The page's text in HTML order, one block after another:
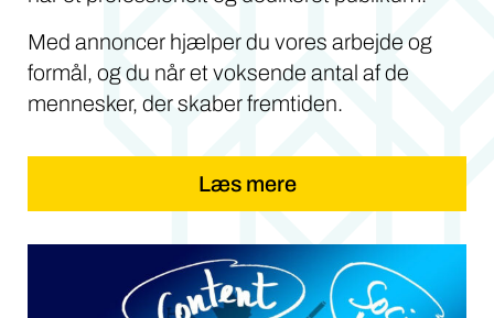
Med annoncer hjælper du vores arbejde og
formål, og du når et voksende antal af de
mennesker, der skaber fremtiden.
Læs mere